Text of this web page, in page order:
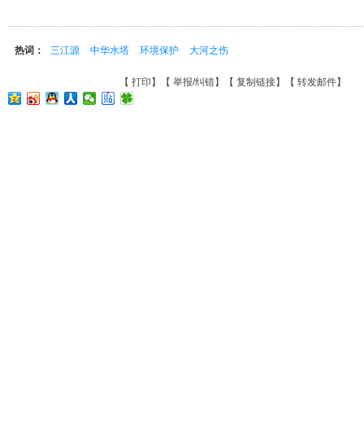
热词： 三江源 中华水塔 环境保护 大河之伤
【 打印 】【 举报/纠错】【 复制链接】【 转发邮件】